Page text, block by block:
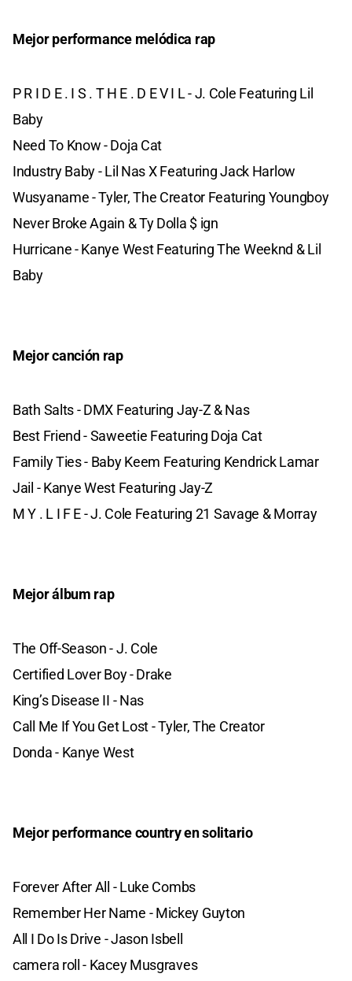
Mejor performance melódica rap
P R I D E . I S . T H E . D E V I L - J. Cole Featuring Lil
Baby
Need To Know - Doja Cat
Industry Baby - Lil Nas X Featuring Jack Harlow
Wusyaname - Tyler, The Creator Featuring Youngboy
Never Broke Again & Ty Dolla $ ign
Hurricane - Kanye West Featuring The Weeknd & Lil
Baby
Mejor canción rap
Bath Salts - DMX Featuring Jay-Z & Nas
Best Friend - Saweetie Featuring Doja Cat
Family Ties - Baby Keem Featuring Kendrick Lamar
Jail - Kanye West Featuring Jay-Z
M Y . L I F E - J. Cole Featuring 21 Savage & Morray
Mejor álbum rap
The Off-Season - J. Cole
Certified Lover Boy - Drake
King’s Disease II - Nas
Call Me If You Get Lost - Tyler, The Creator
Donda - Kanye West
Mejor performance country en solitario
Forever After All - Luke Combs
Remember Her Name - Mickey Guyton
All I Do Is Drive - Jason Isbell
camera roll - Kacey Musgraves